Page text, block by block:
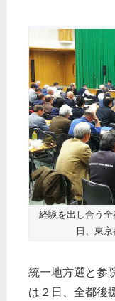
経験を出し合う
日、東
統一地方選と参
は２日、全都後